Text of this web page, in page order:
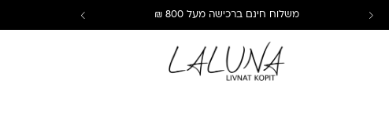
משלוח חינם ברכישה מעל 800 ₪